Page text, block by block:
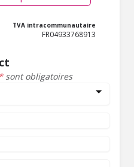
TVA intracommunautaire
FR04933768913
*sont obligatoires